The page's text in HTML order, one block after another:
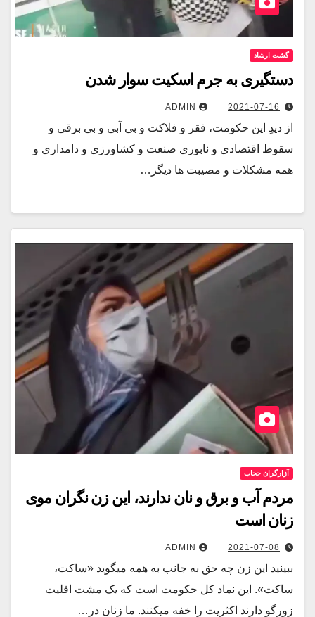
گشت ارشاد
دستگیری به جرم اسکیت سوار شدن
2021-07-16
ADMIN
از دیدِ این حکومت، فقر و فلاکت و بی آبی و بی برقی و
سقوط اقتصادی و نابوری صنعت و کشاورزی و دامداری و
همه مشکلات و مصیبت ها دیگر…
آزارگران حجاب
مردم آب و برق و نان ندارند، این زن نگران موی
زنان است
2021-07-08
ADMIN
ببینید این زن چه حق به جانب به همه میگوید «ساکت،
ساکت». این نماد کل حکومت است که یک مشت اقلیت
زورگو دارند اکثریت را خفه میکنند. ما زنان در…